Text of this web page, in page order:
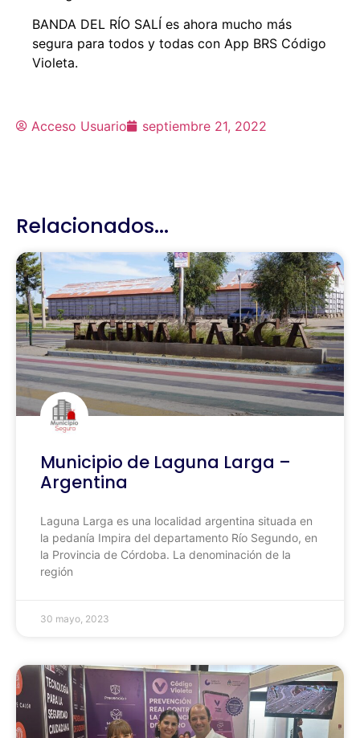
BANDA DEL RÍO SALÍ es ahora mucho más
segura para todos y todas con App BRS Código
Violeta.
Acceso Usuario septiembre 21, 2022
Relacionados...
Municipio de Laguna Larga –
Argentina
Laguna Larga es una localidad argentina situada en
la pedanía Impira del departamento Río Segundo, en
la Provincia de Córdoba. La denominación de la
región
30 mayo, 2023